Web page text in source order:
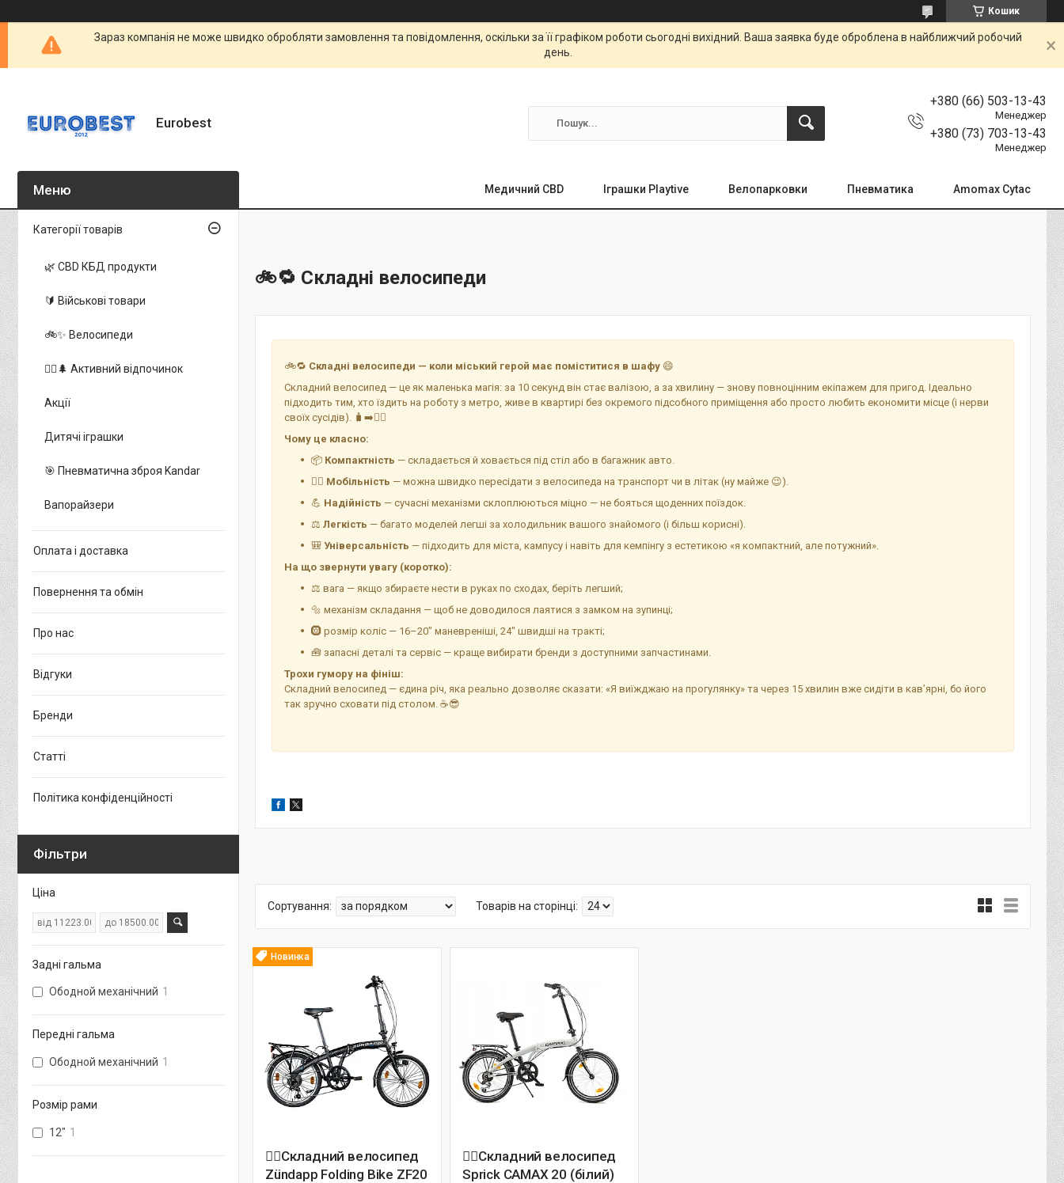
Кошик
Зараз компанія не може швидко обробляти замовлення та повідомлення, оскільки за її графіком роботи сьогодні вихідний. Ваша заявка буде оброблена в найближчий робочий
день.
Eurobest
+380 (66) 503-13-43
Менеджер
+380 (73) 703-13-43
Менеджер
Медичний CBD Іграшки Playtive Велопарковки Пневматика Amomax Cytac
🚲🔁 Складні велосипеди
🚲🔁 Складні велосипеди — коли міський герой має поміститися в шафу 😄
Складний велосипед — це як маленька магія: за 10 секунд він стає валізою, а за хвилину — знову повноцінним екіпажем для пригод. Ідеально
підходить тим, хто їздить на роботу з метро, живе в квартирі без окремого підсобного приміщення або просто любить економити місце (і нерви
своїх сусідів). 🧳➡️🚴‍♂️
Чому це класно:
📦 Компактність — складається й ховається під стіл або в багажник авто.
🏃‍♂️ Мобільність — можна швидко пересідати з велосипеда на транспорт чи в літак (ну майже 😉).
💪 Надійність — сучасні механізми склоплюються міцно — не бояться щоденних поїздок.
⚖️ Легкість — багато моделей легші за холодильник вашого знайомого (і більш корисні).
🎒 Універсальність — підходить для міста, кампусу і навіть для кемпінгу з естетикою «я компактний, але потужний».
На що звернути увагу (коротко):
⚖️ вага — якщо збираєте нести в руках по сходах, беріть легший;
🔩 механізм складання — щоб не доводилося лаятися з замком на зупинці;
🛞 розмір коліс — 16–20″ маневреніші, 24″ швидші на тракті;
🧰 запасні деталі та сервіс — краще вибирати бренди з доступними запчастинами.
Трохи гумору на фініш:
Складний велосипед — єдина річ, яка реально дозволяє сказати: «Я виїжджаю на прогулянку» та через 15 хвилин вже сидіти в кав’ярні, бо його
так зручно сховати під столом. ☕😎
Новинка
🚴‍♀️Складний велосипед
Zündapp Folding Bike ZF20
🚴‍♀️Складний велосипед
Sprick CAMAX 20 (білий)
Категорії товарів
🌿 CBD КБД продукти
🔰 Військові товари
🚲✨ Велосипеди
🚵‍♂️🌲 Активний відпочинок
Акції
Дитячі іграшки
🎯 Пневматична зброя Kandar
Вапорайзери
Оплата і доставка
Повернення та обмін
Про нас
Відгуки
Бренди
Статті
Політика конфіденційності
Фільтри
Ціна
Задні гальма
Ободной механічний 1
Передні гальма
Ободной механічний 1
Розмір рами
12" 1